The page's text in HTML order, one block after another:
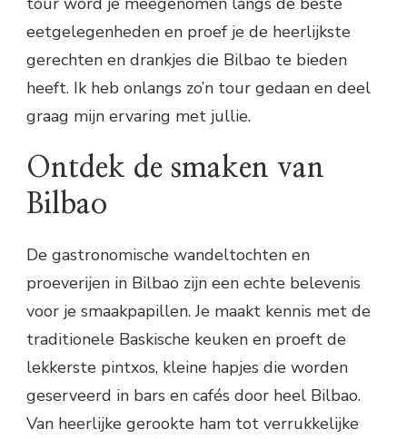
eetgelegenheden en proef je de heerlijkste
gerechten en drankjes die Bilbao te bieden
heeft. Ik heb onlangs zo’n tour gedaan en deel
graag mijn ervaring met jullie.
Ontdek de smaken van
Bilbao
De gastronomische wandeltochten en
proeverijen in Bilbao zijn een echte belevenis
voor je smaakpapillen. Je maakt kennis met de
traditionele Baskische keuken en proeft de
lekkerste pintxos, kleine hapjes die worden
geserveerd in bars en cafés door heel Bilbao.
Van heerlijke gerookte ham tot verrukkelijke